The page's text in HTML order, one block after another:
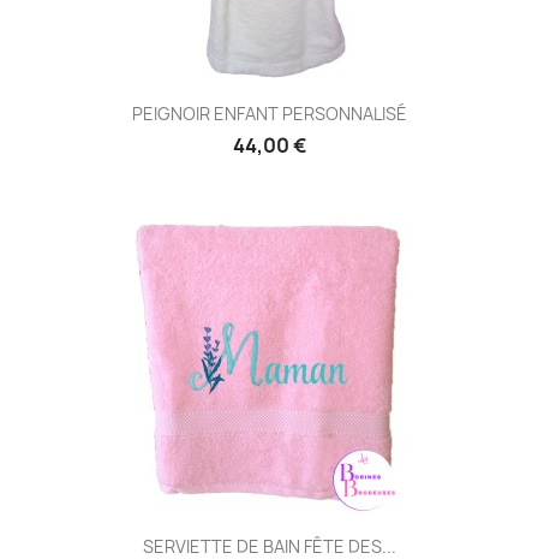
PEIGNOIR ENFANT PERSONNALISÉ
44,00 €
SERVIETTE DE BAIN FÊTE DES...